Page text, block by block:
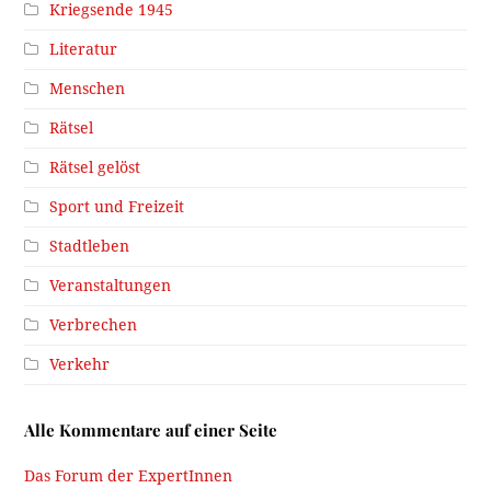
Kriegsende 1945
Literatur
Menschen
Rätsel
Rätsel gelöst
Sport und Freizeit
Stadtleben
Veranstaltungen
Verbrechen
Verkehr
Alle Kommentare auf einer Seite
Das Forum der ExpertInnen